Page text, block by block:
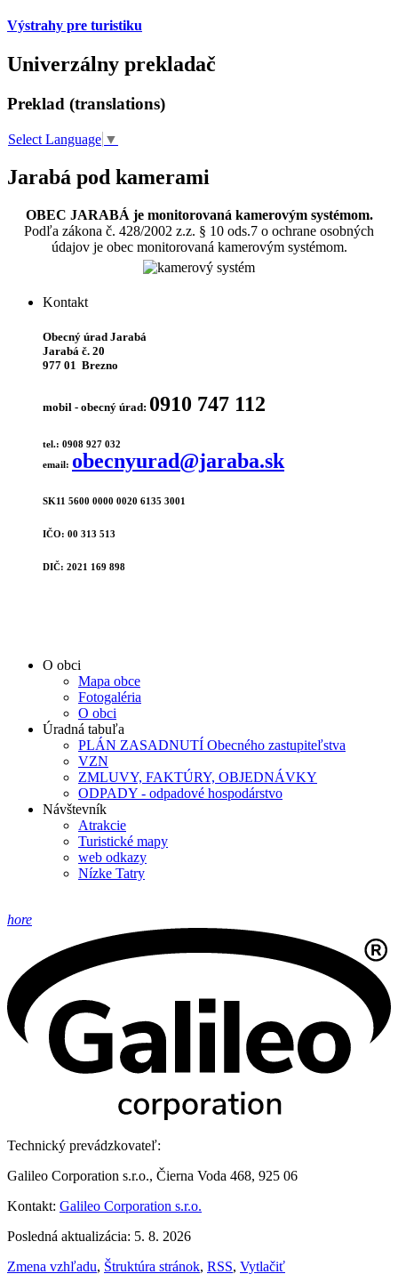
Výstrahy pre turistiku
Univerzálny prekladač
Preklad (translations)
Select Language ▼
Jarabá pod kamerami
OBEC JARABÁ je monitorovaná kamerovým systémom.
Podľa zákona č. 428/2002 z.z. § 10 ods.7 o ochrane osobných
údajov je obec monitorovaná kamerovým systémom.
Kontakt
Obecný úrad Jarabá
Jarabá č. 20
977 01 Brezno
mobil - obecný úrad: 0910 747 112
tel.: 0908 927 032
email: obecnyurad@jaraba.sk
SK11 5600 0000 0020 6135 3001
IČO: 00 313 513
DIČ: 2021 169 898
O obci
Mapa obce
Fotogaléria
O obci
Úradná tabuľa
PLÁN ZASADNUTÍ Obecného zastupiteľstva
VZN
ZMLUVY, FAKTÚRY, OBJEDNÁVKY
ODPADY - odpadové hospodárstvo
Návštevník
Atrakcie
Turistické mapy
web odkazy
Nízke Tatry
hore
Technický prevádzkovateľ:
Galileo Corporation s.r.o., Čierna Voda 468, 925 06
Kontakt: Galileo Corporation s.r.o.
Posledná aktualizácia: 5. 8. 2026
Zmena vzhľadu, Štruktúra stránok, RSS, Vytlačiť